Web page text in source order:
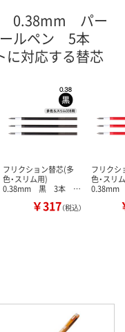
0.38mm パー
ルペン 5本
対応する替芯
フリクション替芯(多
色・スリム用)
0.38mm 黒 3本 …
￥317（税込）
フリクシ
色・ス